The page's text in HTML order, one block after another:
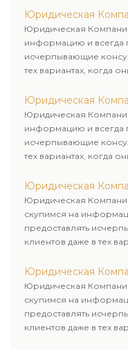
юридических лиц.
клиенту.
Юридическая
Юридическая
информацию и всегда
исчерпывающие
тех вариантах, когда
юридическими
Юридическая
Юридическая
информацию и всегда
исчерпывающие
тех вариантах, когда
юридическими
Юридическая
Юридическая
скупимся на
предоставлять
клиентов даже в тех
пользовались
Юридическая
Юридическая
скупимся на
предоставлять
клиентов даже в тех
пользовались